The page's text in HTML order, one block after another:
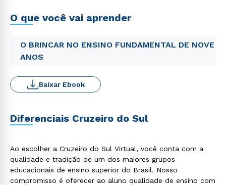
O que você vai aprender
O BRINCAR NO ENSINO FUNDAMENTAL DE NOVE
ANOS
Baixar Ebook
Diferenciais Cruzeiro do Sul
Ao escolher a Cruzeiro do Sul Virtual, você conta com a
qualidade e tradição de um dos maiores grupos
educacionais de ensino superior do Brasil. Nosso
compromisso é oferecer ao aluno qualidade de ensino com